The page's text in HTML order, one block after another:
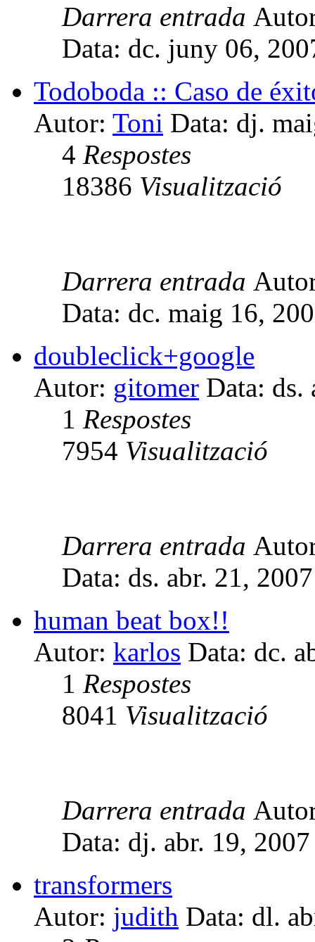
Darrera entrada
Data: dc. juny 06,
Todoboda :: Caso de
Autor: Toni Data: dj.
4 Respostes
18386 Visualització
Darrera entrada
Data: dc. maig 16,
doubleclick+google
Autor: gitomer Data: ds.
1 Respostes
7954 Visualització
Darrera entrada
Data: ds. abr. 21,
human beat box!!
Autor: karlos Data: dc.
1 Respostes
8041 Visualització
Darrera entrada
Data: dj. abr. 19,
transformers
Autor: judith Data: dl.